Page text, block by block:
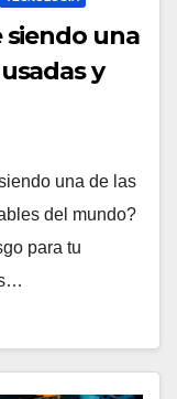
siendo una
y
una de las
del mundo?
para tu